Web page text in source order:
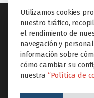
Utilizamos cookies
nuestro tráfico,
el rendimiento de
navegación y
información sobre
cómo cambiar su
nuestra “Política de